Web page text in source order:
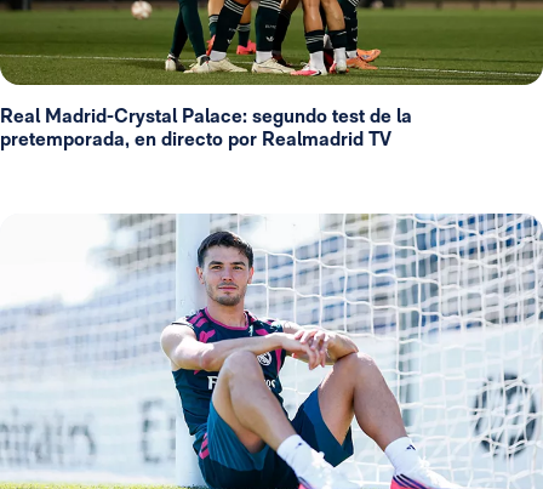
Real Madrid-Crystal Palace: segundo test de la
pretemporada, en directo por Realmadrid TV